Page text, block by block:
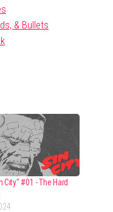
& Bullets
City" #01 - The Hard